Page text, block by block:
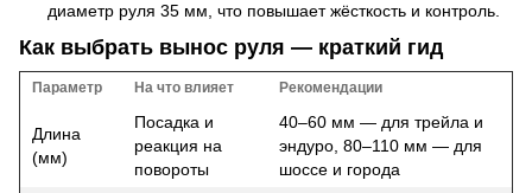
диаметр руля 35 мм, что повышает жёсткость и контроль.
Как выбрать вынос руля — краткий гид
Параметр На что влияет Рекомендации
Длина
(мм)
Посадка и
реакция на
повороты
40–60 мм — для трейла и
эндуро, 80–110 мм — для
шоссе и города